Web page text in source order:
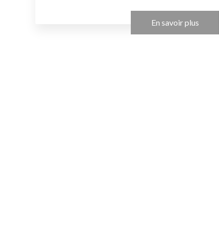
En savoir plus